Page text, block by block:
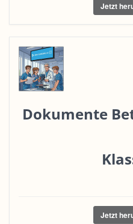
Jetzt
Dokumente
Jetzt